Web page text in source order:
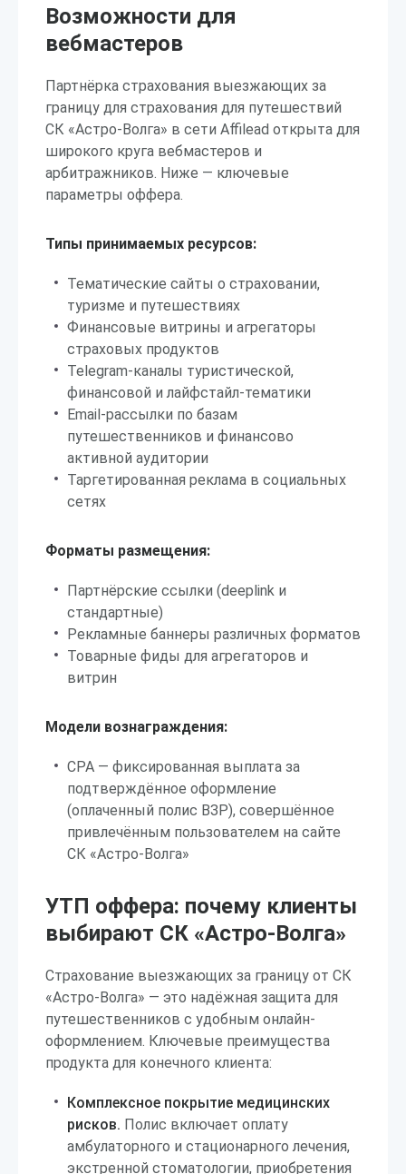
Возможности для
вебмастеров
Партнёрка страхования выезжающих за
границу для страхования для путешествий
СК «Астро-Волга» в сети Affilead открыта для
широкого круга вебмастеров и
арбитражников. Ниже — ключевые
параметры оффера.
Типы принимаемых ресурсов:
Тематические сайты о страховании,
туризме и путешествиях
Финансовые витрины и агрегаторы
страховых продуктов
Telegram-каналы туристической,
финансовой и лайфстайл-тематики
Email-рассылки по базам
путешественников и финансово
активной аудитории
Таргетированная реклама в социальных
сетях
Форматы размещения:
Партнёрские ссылки (deeplink и
стандартные)
Рекламные баннеры различных форматов
Товарные фиды для агрегаторов и
витрин
Модели вознаграждения:
CPA — фиксированная выплата за
подтверждённое оформление
(оплаченный полис ВЗР), совершённое
привлечённым пользователем на сайте
СК «Астро-Волга»
УТП оффера: почему клиенты
выбирают СК «Астро-Волга»
Страхование выезжающих за границу от СК
«Астро-Волга» — это надёжная защита для
путешественников с удобным онлайн-
оформлением. Ключевые преимущества
продукта для конечного клиента:
Комплексное покрытие медицинских
рисков. Полис включает оплату
амбулаторного и стационарного лечения,
экстренной стоматологии, приобретения